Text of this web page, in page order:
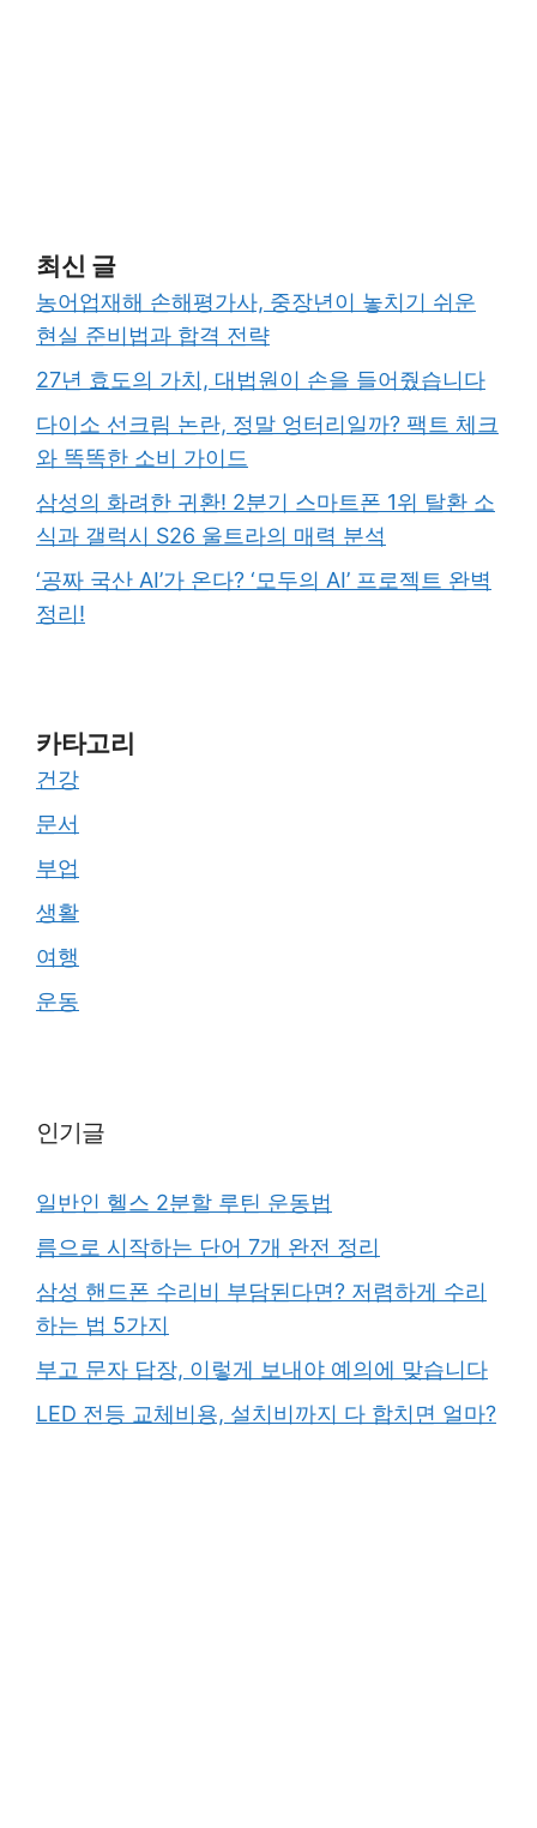
최신 글
농어업재해 손해평가사, 중장년이 놓치기 쉬운
현실 준비법과 합격 전략
27년 효도의 가치, 대법원이 손을 들어줬습니다
다이소 선크림 논란, 정말 엉터리일까? 팩트 체크
와 똑똑한 소비 가이드
삼성의 화려한 귀환! 2분기 스마트폰 1위 탈환 소
식과 갤럭시 S26 울트라의 매력 분석
‘공짜 국산 AI’가 온다? ‘모두의 AI’ 프로젝트 완벽
정리!
카타고리
건강
문서
부업
생활
여행
운동
인기글
일반인 헬스 2분할 루틴 운동법
름으로 시작하는 단어 7개 완전 정리
삼성 핸드폰 수리비 부담된다면? 저렴하게 수리
하는 법 5가지
부고 문자 답장, 이렇게 보내야 예의에 맞습니다
LED 전등 교체비용, 설치비까지 다 합치면 얼마?